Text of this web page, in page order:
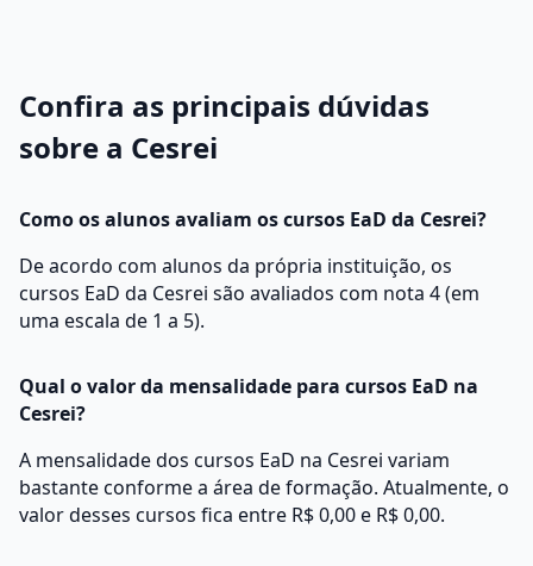
Confira as principais dúvidas
sobre a Cesrei
Como os alunos avaliam os cursos EaD da Cesrei?
De acordo com alunos da própria instituição, os
cursos EaD da Cesrei são avaliados com nota 4 (em
uma escala de 1 a 5).
Qual o valor da mensalidade para cursos EaD na
Cesrei?
A mensalidade dos cursos EaD na Cesrei variam
bastante conforme a área de formação. Atualmente, o
valor desses cursos fica entre R$ 0,00 e R$ 0,00.